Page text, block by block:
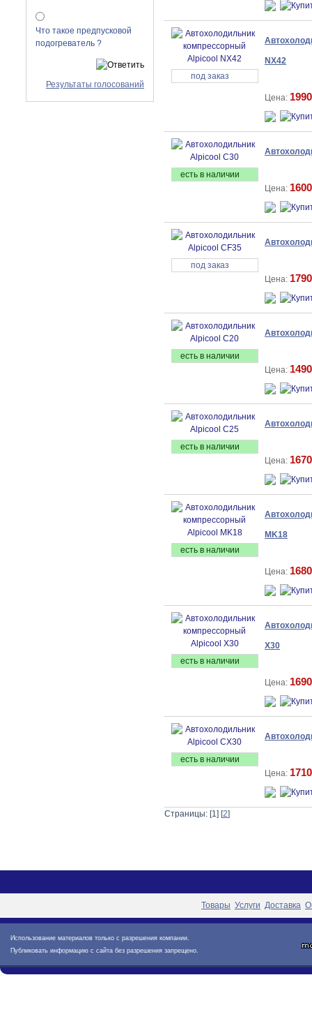
Что такое предпусковой
подогреватель ?
Результаты голосований
под заказ
NX42
Цена:
есть в наличии
Цена:
под заказ
Цена:
есть в наличии
Цена:
есть в наличии
Цена:
есть в наличии
MK18
Цена:
есть в наличии
X30
Цена:
есть в наличии
Цена:
Страницы: [1] [2]
Товары Услуги Доставка
Использование материалов только с разрешения компании.
Публиковать информацию с сайта без разрешения запрещено.